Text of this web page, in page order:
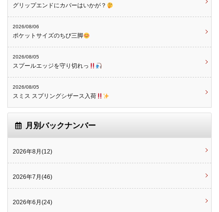
グリップエンドにカバーはいかが？
2026/08/06
ポケットサイズのちび三脚
2026/08/05
スプールエッジを守り切れっ
2026/08/05
スミス スプリングシザース入荷
月別バックナンバー
2026年8月(12)
2026年7月(46)
2026年6月(24)